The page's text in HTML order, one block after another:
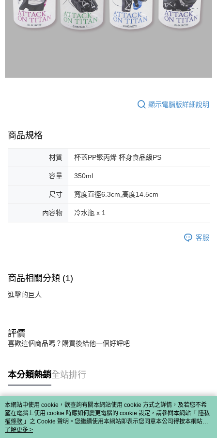
顯示電腦版詳細說明
商品規格
材質 杯蓋PP聚丙烯 杯身食品級PS
容量 350ml
尺寸 寬度直徑6.3cm,高度14.5cm
內容物 冷水瓶 x 1
客服
商品相關分類 (1)
進擊的巨人
評價
喜歡這個商品嗎？購買後給他一個好評吧
本分類熱銷全站排行
熱門標籤
本網站中使用 cookie，欲查詢有關本網站使用 cookie 方式之詳情，及若您不希
望在電腦上使用 cookie 時應如何變更電腦的 cookie 設定，請參閱本網站「 隱私
權條款 」之 Cookie 聲明。您繼續使用本網站即表示您同意本公司得按本網站使
用條款之 Cookie 聲明使用 cookie。
了解更多 >